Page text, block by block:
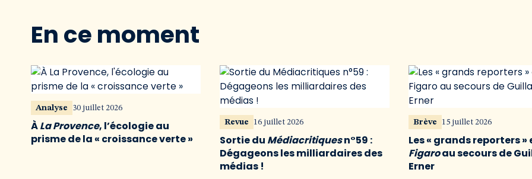
En ce moment
Analyse 30 juillet 2026
ÀLa Provence, l’écologie au
prisme de la « croissance verte »
Revue 16 juillet 2026
Sortie du Médiacritiquesn°59 :
Dégageons les milliardaires des
médias !
Brève 15 juillet 2026
Les « grands reporters »
Figaroau secours de
Erner